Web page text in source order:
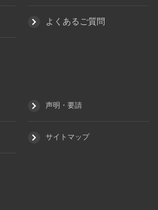
よくあるご質問
声明・要請
サイトマップ